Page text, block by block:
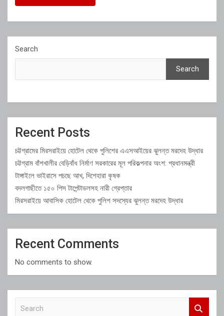
Search
Search
Recent Posts
চট্টগ্রামের মিরসরাইয়ে হোটেল থেকে পুলিশের এএসআইয়ের ঝুলন্ত মরদেহ উদ্ধার
চট্টগ্রাম বাঁশখালীর বেড়িবাঁধ নির্মাণ সরকারের মূল পরিকল্পনার অংশ: প্রধানমন্ত্রী
টাঙ্গাইলে ভাইরাসে পচছে আখ, দিশেহারা কৃষক
বদলগাছীতে ১৫০ পিস টাপেন্টাডলসহ নারী গ্রেপ্তার
মিরসরাইয়ে আবাসিক হোটেল থেকে পুলিশ সদস্যের ঝুলন্ত মরদেহ উদ্ধার
Recent Comments
No comments to show.